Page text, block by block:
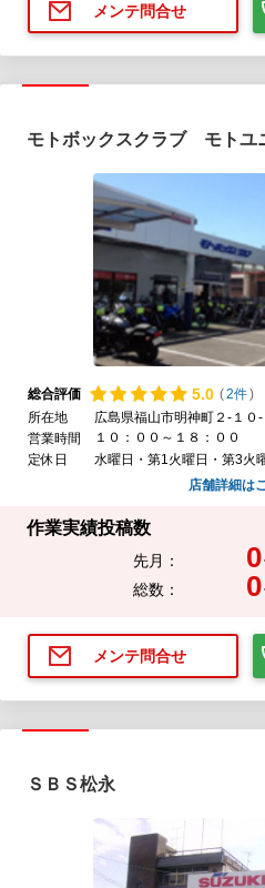
メンテ問合せ
モトボックスクラブ モトユ
総合評価 5.0 (2件)
所在地
広島県福山市明神町２-１０-
営業時間
１０：００～１８：００
定休日
水曜日・第1火曜日・第3火
店舗詳細は
作業実績投稿数
先月： 0
総数：
0
メンテ問合せ
ＳＢＳ松永